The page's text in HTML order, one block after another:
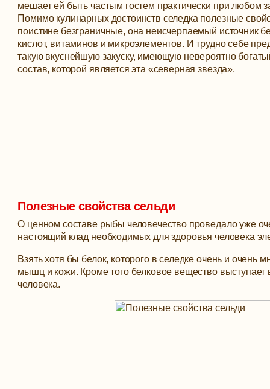
мешает ей быть частым гостем практически при любом
Помимо кулинарных достоинств селедка полезные
поистине безграничные, она неисчерпаемый источник
кислот, витаминов и микроэлементов. И трудно себе
такую вкуснейшую закуску, имеющую невероятно
состав, которой является эта «северная звезда».
Полезные свойства сельди
О ценном составе рыбы человечество проведало уже
настоящий клад необходимых для здоровья человека
Взять хотя бы белок, которого в селедке очень и
мышц и кожи. Кроме того белковое вещество выступает
человека.